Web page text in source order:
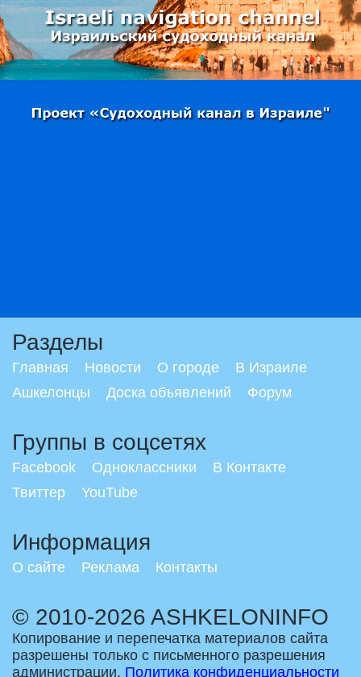
Разделы
Главная Новости О городе
В Израиле
Ашкелонцы
Доска объявлений Форум
Группы в соцсетях
Facebook Одноклассники
В Контакте
Твиттер
YouTube
Информация
О сайте Реклама Контакты
© 2010-2026 ASHKELONINFO
Копирование и перепечатка материалов сайта
разрешены только с письменного разрешения
администрации. Политика конфиденциальности